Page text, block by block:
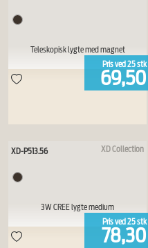
Teleskopisk lygte med magnet
Pris ved 25stk
69,50
XD Collection
XD-P513.56
3W CREE lygte medium
Pris ved 25stk
78,30